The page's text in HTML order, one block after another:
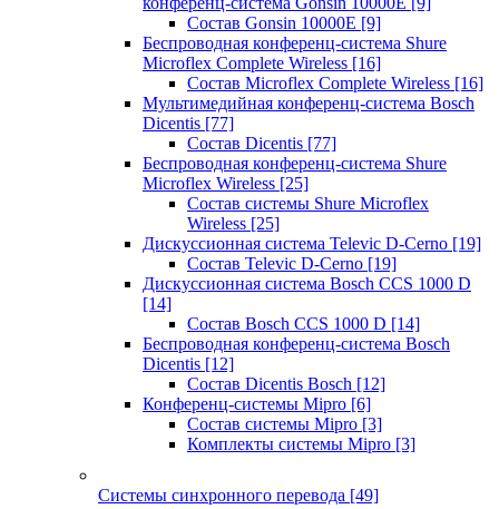
Состав Gonsin 10000E [9]
Беспроводная конференц-система Shure
Microflex Complete Wireless [16]
Состав Microflex Complete Wireless [16]
Мультимедийная конференц-система Bosch
Dicentis [77]
Состав Dicentis [77]
Беспроводная конференц-система Shure
Microflex Wireless [25]
Состав системы Shure Microflex
Wireless [25]
Дискуссионная система Televic D-Cerno [19]
Состав Televic D-Cerno [19]
Дискуссионная система Bosch CCS 1000 D
[14]
Состав Bosch CCS 1000 D [14]
Беспроводная конференц-система Bosch
Dicentis [12]
Состав Dicentis Bosch [12]
Конференц-системы Mipro [6]
Состав системы Mipro [3]
Комплекты системы Mipro [3]
Системы синхронного перевода [49]